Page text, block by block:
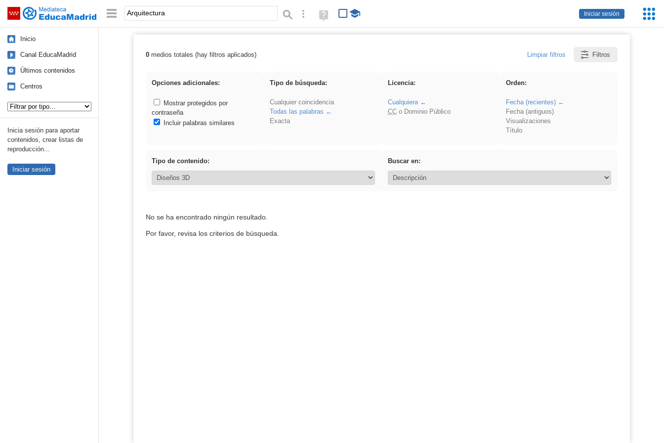
Saltar navegación
Iniciar sesión
Palabra o frase: Búsqueda avanzada
Ayuda
(en
Inicio
Canal EducaMadrid
Últimos contenidos
Centros
Inicia sesión para aportar
contenidos, crear listas de
reproducción...
Iniciar sesión
Resultados de: Arquitectura
0medios totales (hay filtros aplicados) Limpiar filtros Filtros
Opciones adicionales:
Mostrar protegidos por
contraseña
Incluir palabras similares
Tipo de búsqueda:
Cualquier coincidencia
Todas las palabras
Exacta
Licencia:
Cualquiera
CCo Dominio Público
Orden:
Fecha (recientes)
Fecha (antiguos)
Visualizaciones
Título
Tipo de contenido: Buscar en:
No se ha encontrado ningún resultado.
Por favor, revisa los criterios de búsqueda.